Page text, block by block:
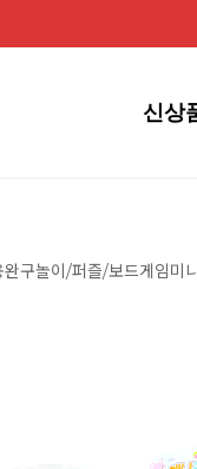
신상
완구놀이/퍼즐/보드게임미